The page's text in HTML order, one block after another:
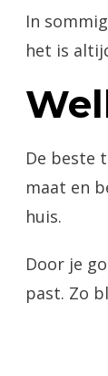
In
het is
De beste
maat en
huis.
Door je
past. Zo